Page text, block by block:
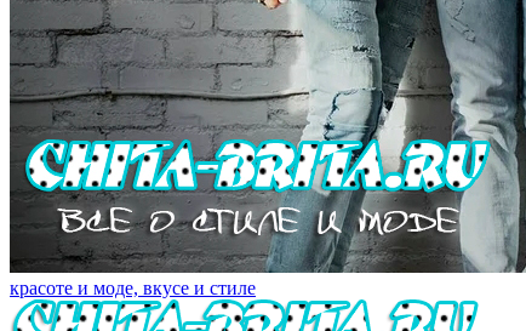
красоте и моде, вкусе и стиле